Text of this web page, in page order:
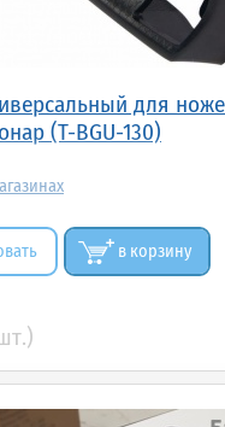
для
(T-BGU-130)
в корзину